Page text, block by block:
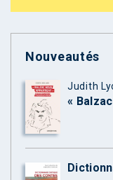
Nouveautés
Judith
«